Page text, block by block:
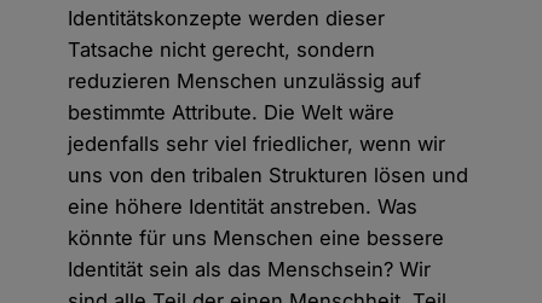
Identitätskonzepte werden dieser
Tatsache nicht gerecht, sondern
reduzieren Menschen unzulässig auf
bestimmte Attribute. Die Welt wäre
jedenfalls sehr viel friedlicher, wenn wir
uns von den tribalen Strukturen lösen und
eine höhere Identität anstreben. Was
könnte für uns Menschen eine bessere
Identität sein als das Menschsein? Wir